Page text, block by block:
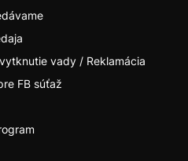
vady / Reklamácia
FB súťaž